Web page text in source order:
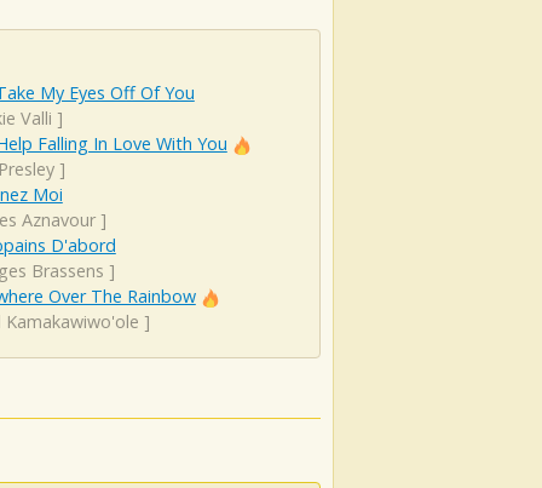
My Eyes Off Of You
Valli ]
Falling In Love With You
]
Moi
Aznavour]
D'abord
Brassens ]
Over The Rainbow
Kamakawiwo'ole ]